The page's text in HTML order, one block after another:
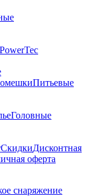
PowerTec
Питьевые
Головные
СкидкиДисконтная
оферта
снаряжение